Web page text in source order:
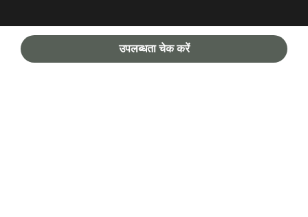
उपलब्धता चेक करें